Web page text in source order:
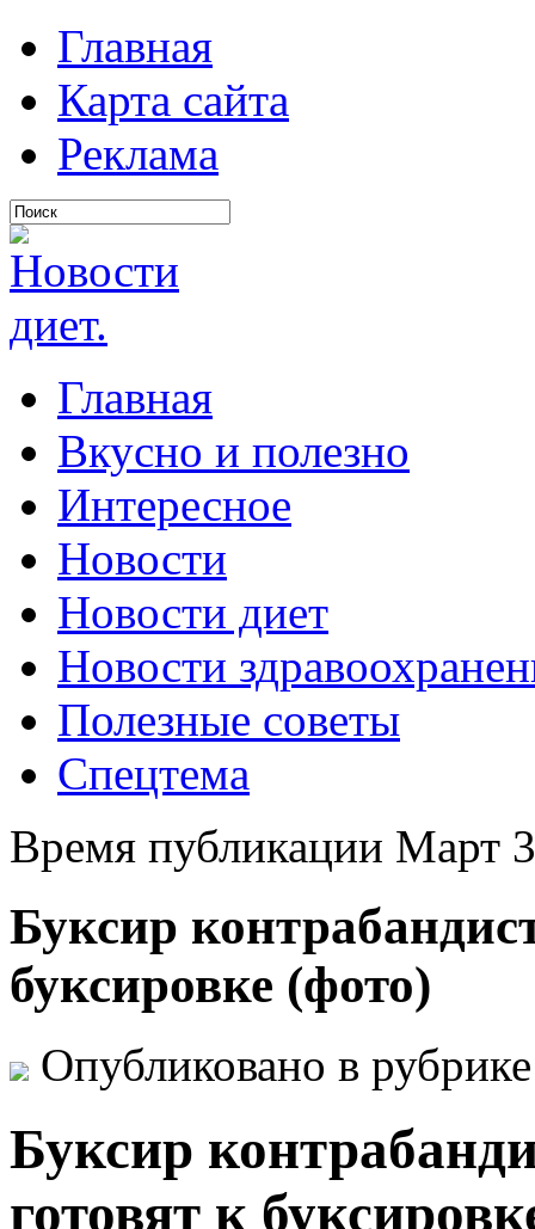
Главная
Карта сайта
Реклама
Главная
Вкусно и полезно
Интересное
Новости
Новости диет
Новости
Полезные советы
Спецтема
Время публикации Март
Буксир
буксировке (фото)
Опубликовано в
Буксир
готовят к